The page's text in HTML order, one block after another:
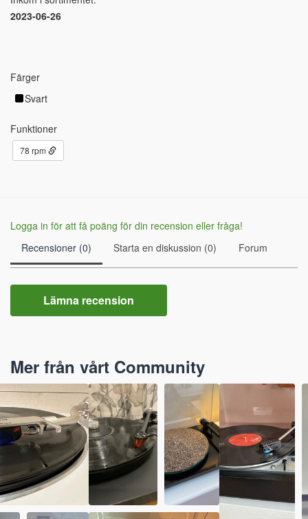
2023-06-26
Färger
Svart
Funktioner
78 rpm
Logga in för att få poäng för din recension eller fråga!
Recensioner (0)
Starta en diskussion (0) Forum
Lämna recension
Mer från vårt Community